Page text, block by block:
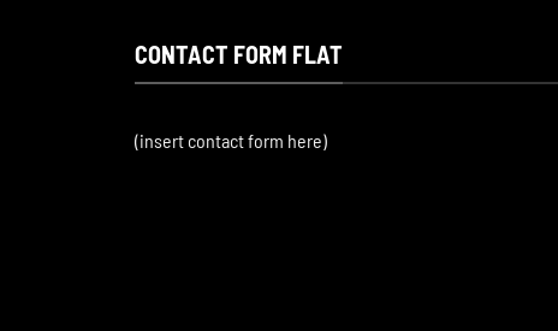
CONTACT FORM FLAT
(insert contact form here)